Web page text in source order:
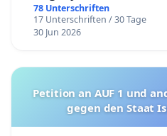
78 Unterschriften
17 Unterschriften / 30 Tage
30 Jun 2026
Petition an AUF 1 und
gegen den Staat